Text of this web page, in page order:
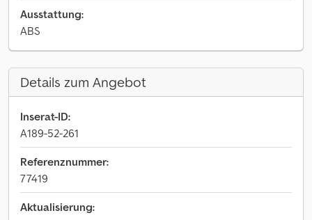
Ausstattung:
ABS
Details zum Angebot
Inserat-ID:
A189-52-261
Referenznummer:
77419
Aktualisierung: